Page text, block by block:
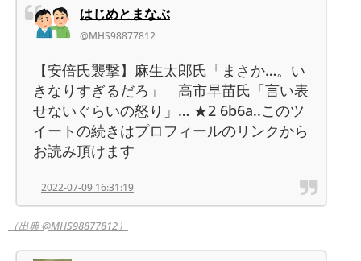
はじめとまなぶ
@MHS98877812
【安倍氏襲撃】麻生太郎氏「まさか…。い
きなりすぎるだろ」 高市早苗氏「言い表
せないぐらいの怒り」… ★2 6b6a..このツ
イートの続きはプロフィールのリンクから
お読み頂けます
2022-07-09 16:31:19
（出典 @MHS98877812）